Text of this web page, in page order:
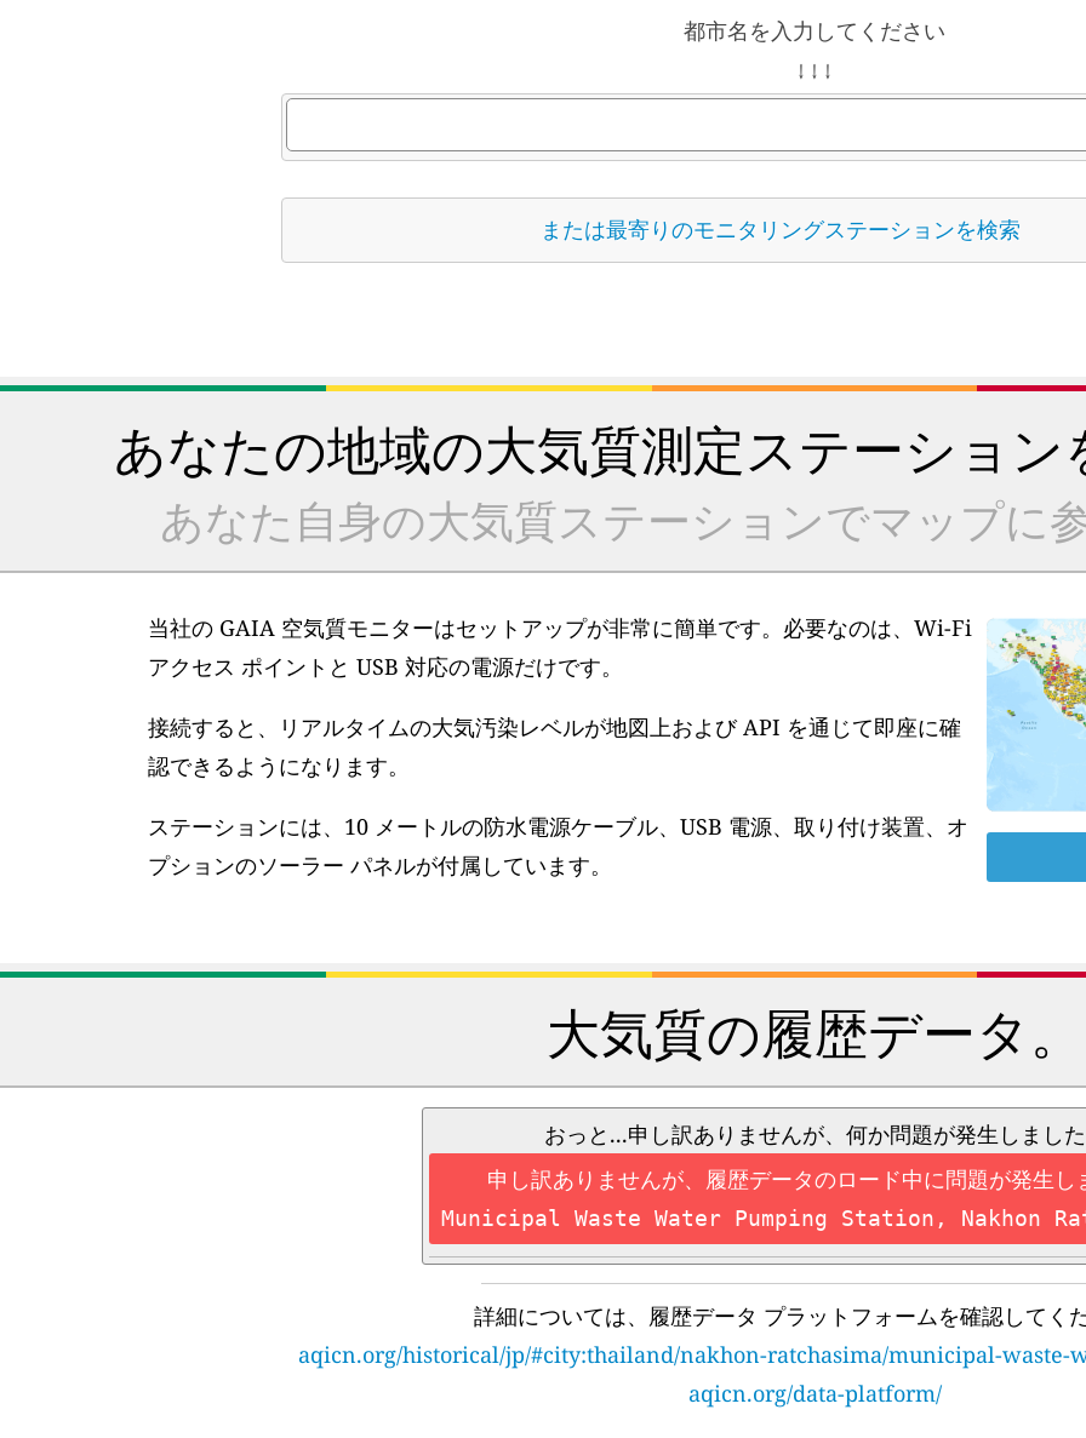
都市名を入力してください
↓ ↓ ↓
または最寄りのモニタリングステーションを検索
あなたの地域の大気質測定ステーショ
あなた自身の大気質ステーションでマップに
当社の GAIA 空気質モニターはセットアップが非常に簡単です。必要なのは、Wi-Fi
アクセス ポイントと USB 対応の電源だけです。
接続すると、リアルタイムの大気汚染レベルが地図上および API を通じて即座に確
認できるようになります。
ステーションには、10 メートルの防水電源ケーブル、USB 電源、取り付け装置、オ
プションのソーラー パネルが付属しています。
大気質の履歴データ。
おっと...申し訳ありませんが、何か問題が発生しました
申し訳ありませんが、履歴データのロード中に問題が発生し
Municipal Waste Water Pumping Station, Nakhon
詳細については、履歴データ プラットフォームを確認してく
aqicn.org/historical/jp/#city:thailand/nakhon-ratchasima/municipal-waste-
aqicn.org/data-platform/